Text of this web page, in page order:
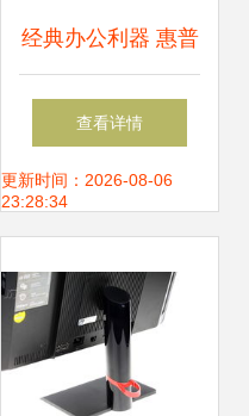
经典办公利器 惠普
HP
4411s（WH481PA）
测
查看详情
更新时间：2026-08-06
23:28:34